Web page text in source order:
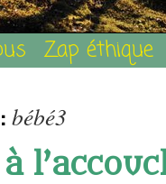
Zap éthique
bébé3